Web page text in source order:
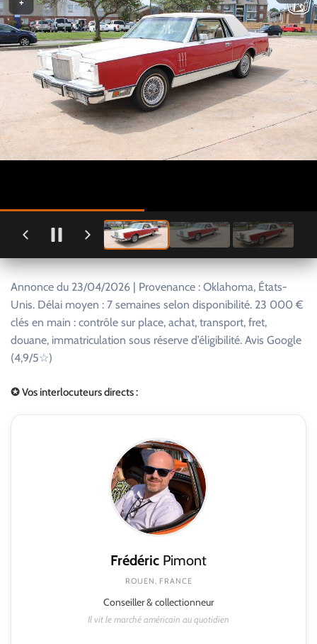
+
Annonce du 23/04/2026 | Provenance : Oklahoma, États-
Unis. Délai moyen : 7 semaines selon disponibilité. 23 000 €
clés en main : contrôle sur place, achat, transport, fret,
douane, immatriculation sous réserve d’éligibilité. Avis Google
(4,9/5☆)
✪ Vos interlocuteurs directs :
Frédéric Pimont
ROUEN, FRANCE
Conseiller & collectionneur
Il vit le marché américain au quotidien